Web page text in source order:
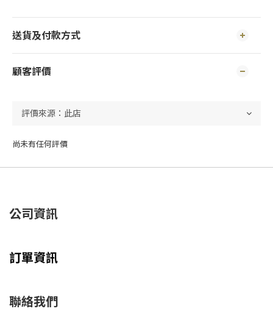
送貨及付款方式
顧客評價
尚未有任何評價
公司資訊
訂單資訊
聯絡我們